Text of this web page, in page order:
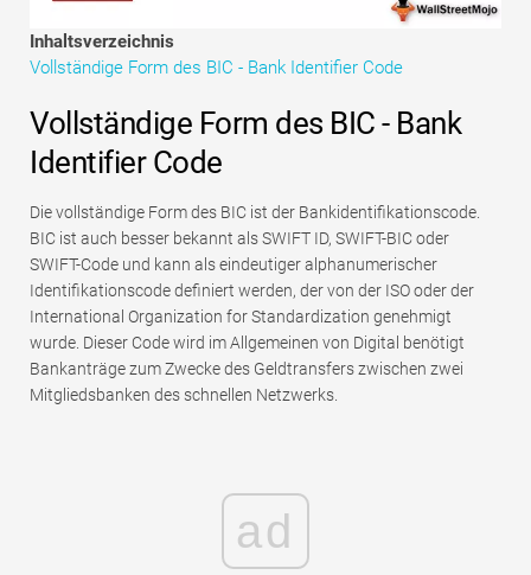
Vollständige Form
Risikomanagement-Tutorials
Inhaltsverzeichnis
Vollständige Form des BIC - Bank Identifier Code
Vollständige Form des BIC - Bank
Identifier Code
Die vollständige Form des BIC ist der Bankidentifikationscode.
BIC ist auch besser bekannt als SWIFT ID, SWIFT-BIC oder
SWIFT-Code und kann als eindeutiger alphanumerischer
Identifikationscode definiert werden, der von der ISO oder der
International Organization for Standardization genehmigt
wurde. Dieser Code wird im Allgemeinen von Digital benötigt
Bankanträge zum Zwecke des Geldtransfers zwischen zwei
Mitgliedsbanken des schnellen Netzwerks.
ad